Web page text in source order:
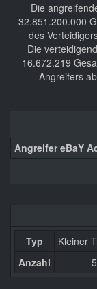
Die
32.851.200.000
des
Die
16.672.219
Angreifers
Angreifer eBaY
Typ Kleiner
Anzahl